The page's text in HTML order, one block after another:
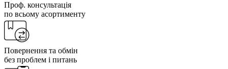
Проф. консультація
по всьому асортименту
Повернення та обмін
без проблем і питань